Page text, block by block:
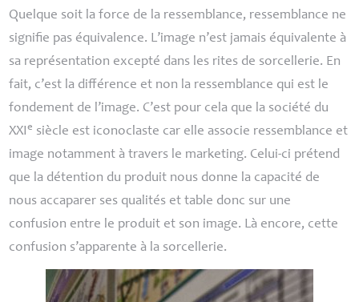
Quelque soit la force de la ressemblance, ressemblance ne
signifie pas équivalence. L’image n’est jamais équivalente à
sa représentation excepté dans les rites de sorcellerie. En
fait, c’est la différence et non la ressemblance qui est le
fondement de l’image. C’est pour cela que la société du
XXIe siècle est iconoclaste car elle associe ressemblance et
image notamment à travers le marketing. Celui-ci prétend
que la détention du produit nous donne la capacité de
nous accaparer ses qualités et table donc sur une
confusion entre le produit et son image. Là encore, cette
confusion s’apparente à la sorcellerie.